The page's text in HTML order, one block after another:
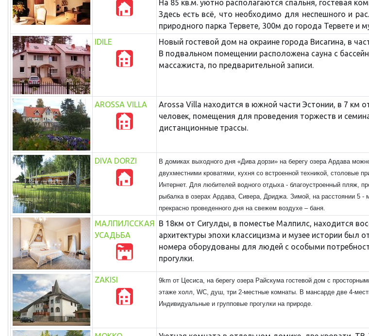
На 85 кв.м. уютно располагаются спальня, гостевая
Здесь есть всё, что необходимо для неспешного и
природного парка Тервете, 300м до города Тервете и
IDILE
Новый гостевой дом на окраине города Висагина, в
В подвальном помещении расположена сауна с
массажиста, по предварительной записи.
AROSSA VILLA
Arossa Villa находится в южной части Эстонии, в 7 км
человек, помещения для проведения торжеств и
дистанционные трассы.
DIVA DORZI
В домиках выходного дня «Дива дорзи» на берегу озера Ардава
двухместними кроватями, кухня со встроенной техникой, столовые
Интернет. Для любителей водного отдыха - благоустроенный пляж,
рыбалка в озерах Ардава, Сивера, Дриджа. Зимой, на расстоянии 5 -
прекрасно проведенного дня на свежем воздухе – баня.
МАЛПИЛССКАЯ
УСАДЬБА
В 18км от Сигулды, в поместье Малпилс, находится
архитектуры эпохи классицизма и музее истории был
номера оборудованы для людей с особыми
прогулки.
ZAKISI
9km от Цесиса, на берегу озера Райскума гостевой дом с
этаже холл, WC, душ, три 2-местные комнаты. В мансарде две 4-
Индивидуальные и групповые прогулки на природе.